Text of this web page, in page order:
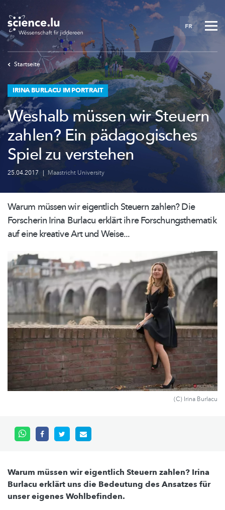
Skip
main
content
FR
Startseite
IRINA BURLACU IM PORTRAIT
Weshalb müssen wir Steuern
zahlen? Ein pädagogisches
Spiel zu verstehen
25.04.2017 | Maastricht University
Warum müssen wir eigentlich Steuern zahlen? Die
Forscherin Irina Burlacu erklärt ihreForschungsthematik
auf eine kreative Art und Weise...
(C) Irina Burlacu
Warum müssen wir eigentlich Steuern zahlen? Irina
Burlacu erklärt uns die Bedeutung des Ansatzes für
unser eigenes Wohlbefinden.